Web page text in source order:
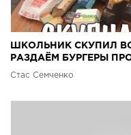
ШКОЛЬНИК СКУПИЛ
РАЗДАЁМ БУРГЕРЫ
Стас Семченко